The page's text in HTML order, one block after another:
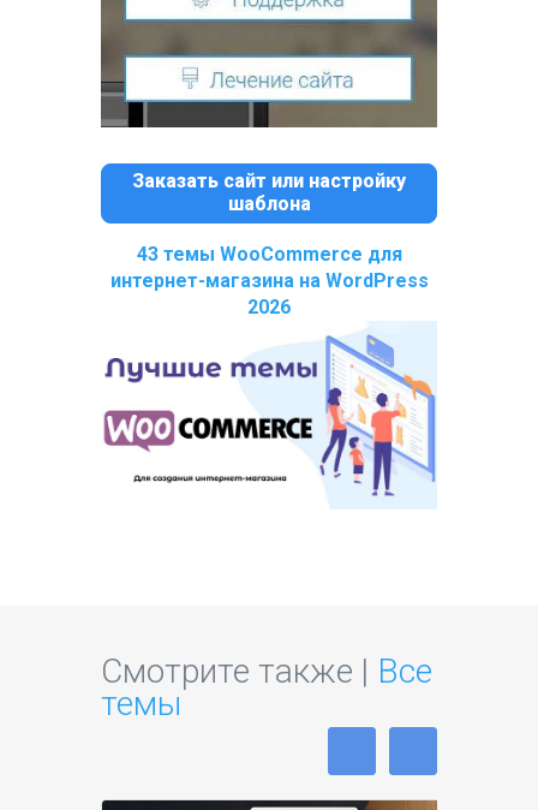
Заказать сайт или настройку
шаблона
43 темы WooCommerce для
интернет-магазина на WordPress
2026
Смотрите также | Все
темы